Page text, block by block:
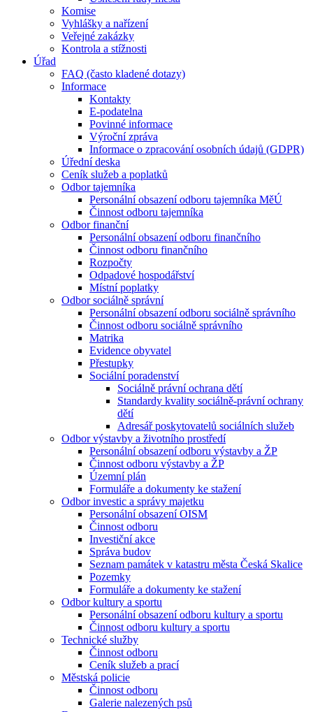
Komise
Vyhlášky a nařízení
Veřejné zakázky
Kontrola a stížnosti
Úřad
FAQ (často kladené dotazy)
Informace
Kontakty
E-podatelna
Povinné informace
Výroční zpráva
Informace o zpracování osobních údajů (GDPR)
Úřední deska
Ceník služeb a poplatků
Odbor tajemníka
Personální obsazení odboru tajemníka MěÚ
Činnost odboru tajemníka
Odbor finanční
Personální obsazení odboru finančního
Činnost odboru finančního
Rozpočty
Odpadové hospodářství
Místní poplatky
Odbor sociálně správní
Personální obsazení odboru sociálně správního
Činnost odboru sociálně správního
Matrika
Evidence obyvatel
Přestupky
Sociální poradenství
Sociálně právní ochrana dětí
Standardy kvality sociálně-právní ochrany
dětí
Adresář poskytovatelů sociálních služeb
Odbor výstavby a životního prostředí
Personální obsazení odboru výstavby a ŽP
Činnost odboru výstavby a ŽP
Územní plán
Formuláře a dokumenty ke stažení
Odbor investic a správy majetku
Personální obsazení OISM
Činnost odboru
Investiční akce
Správa budov
Seznam památek v katastru města Česká Skalice
Pozemky
Formuláře a dokumenty ke stažení
Odbor kultury a sportu
Personální obsazení odboru kultury a sportu
Činnost odboru kultury a sportu
Technické služby
Činnost odboru
Ceník služeb a prací
Městská policie
Činnost odboru
Galerie nalezených psů